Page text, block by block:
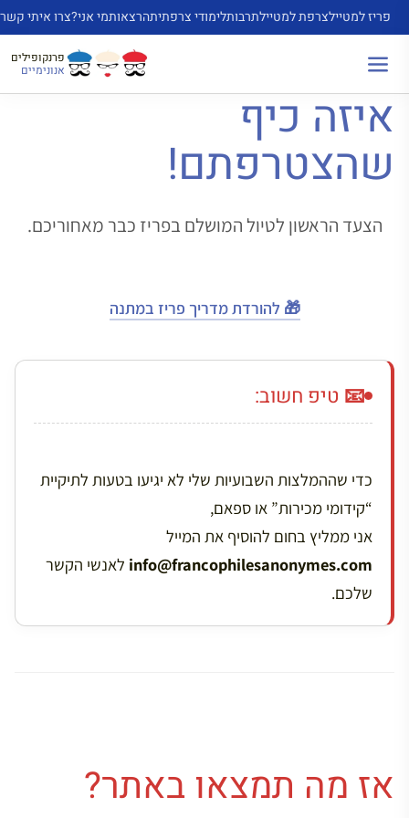
לדלג
לתוכן
פריז למטיילצרפת למטיילתרבותלימודי צרפתיתהרצאותמי אני?צרו איתי קשר
פרנקופילים
אנונימיים
איזה כיף
שהצטרפתם!
הצעד הראשון לטיול המושלם בפריז כבר מאחוריכם.
🎁 להורדת מדריך פריז במתנה
📧 טיפ חשוב:
כדי שההמלצות השבועיות שלי לא יגיעו בטעות לתיקיית
“קידומי מכירות” או ספאם,
אני ממליץ בחום להוסיף את המייל
info@francophilesanonymes.com לאנשי הקשר
שלכם.
אז מה תמצאו באתר?